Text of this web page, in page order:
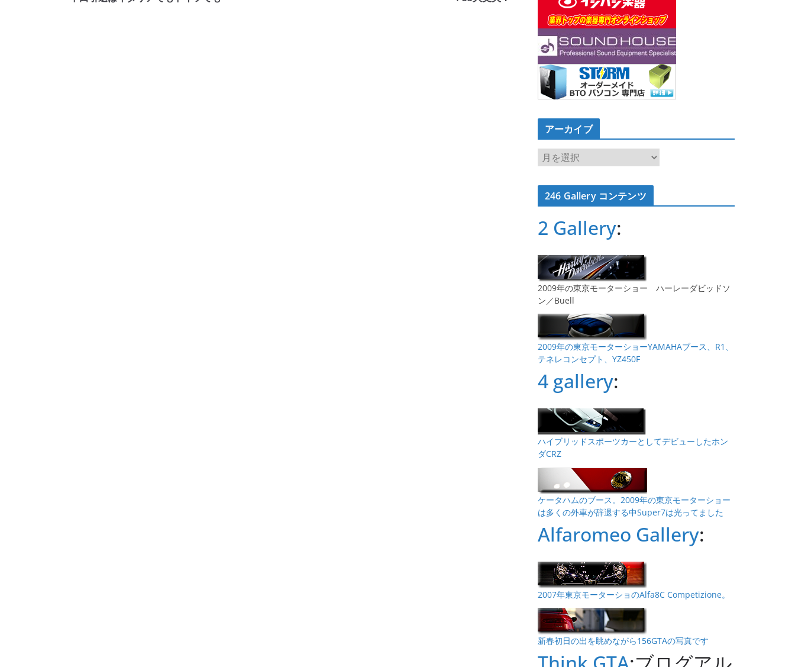
アーカイブ
ア
ー
カ
イ246 Gallery コンテンツ
2 Gallery:
2009年の東京モーターショー ハーレーダビッドソ
ン／Buell
2009年の東京モーターショーYAMAHAブース、R1、
テネレコンセプト、YZ450F
4 gallery:
ハイブリッドスポーツカーとしてデビューしたホン
ダCRZ
ケータハムのブース。2009年の東京モーターショー
は多くの外車が辞退する中Super7は光ってました
Alfaromeo Gallery:
2007年東京モーターショのAlfa8C Competizione。
新春初日の出を眺めながら156GTAの写真です